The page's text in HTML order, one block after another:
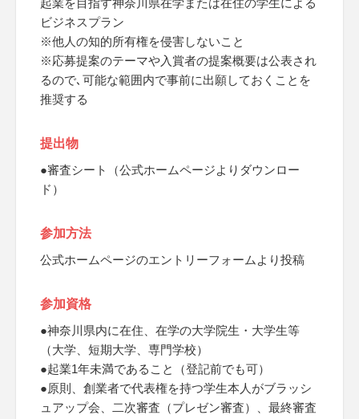
起業を目指す神奈川県在学または在住の学生による
ビジネスプラン
※他人の知的所有権を侵害しないこと
※応募提案のテーマや入賞者の提案概要は公表され
るので､可能な範囲内で事前に出願しておくことを
推奨する
提出物
●審査シート（公式ホームページよりダウンロー
ド）
参加方法
公式ホームページのエントリーフォームより投稿
参加資格
●神奈川県内に在住、在学の大学院生・大学生等
（大学、短期大学、専門学校）
●起業1年未満であること（登記前でも可）
●原則、創業者で代表権を持つ学生本人がブラッシ
ュアップ会、二次審査（プレゼン審査）、最終審査